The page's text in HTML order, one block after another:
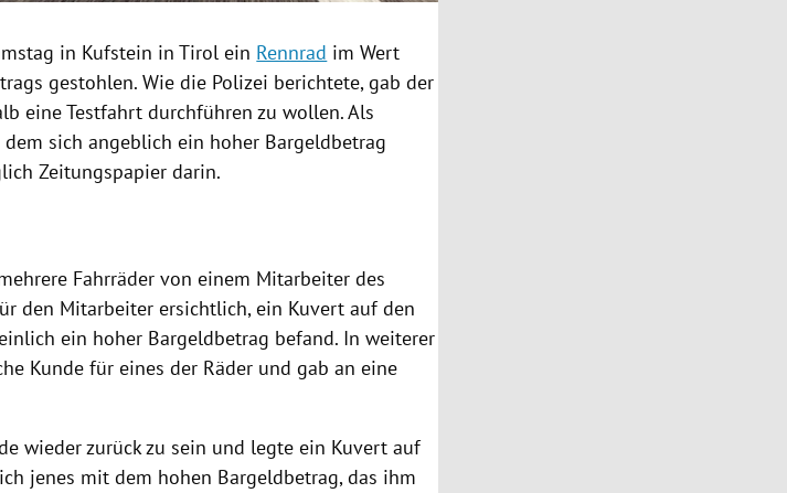
in Kufstein inTirol ein Rennrad im Wert
gestohlen. Wie die Polizei berichtete, gab der
eineTestfahrt durchführen zu wollen. Als
dem sich angeblich ein hoher Bargeldbetrag
Zeitungspapier darin.
Fahrräder von einem Mitarbeiter des
den Mitarbeiter ersichtlich, ein Kuvert auf den
ein hoher Bargeldbetrag befand. In weiterer
Kunde für eines der Räder und gab an eine
wieder zurück zu sein und legte ein Kuvert auf
jenes mit dem hohen Bargeldbetrag, das ihm